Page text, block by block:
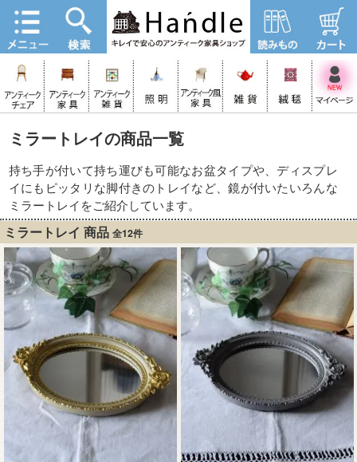
ミラートレイの商品一覧
持ち手が付いて持ち運びも可能なお盆タイプや、ディスプレ
イにもピッタリな脚付きのトレイなど、鏡が付いたいろんな
ミラートレイをご紹介しています。
ミラートレイ 商品 全12件